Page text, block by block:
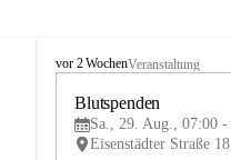
B
vor 2 WochenVeranstaltung
Blutspenden
Sa., 29. Aug., 07:00 -